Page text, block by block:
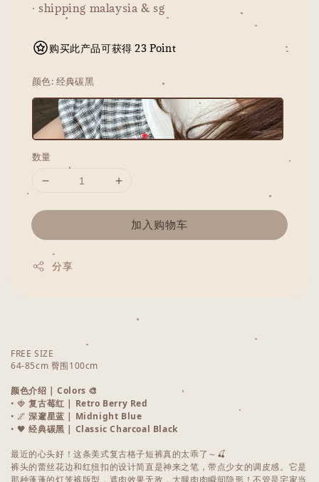
· shipping malaysia & sg
购买此产品可获得 23 Point
颜色: 经典碳黑
数量
加入购物车
分享
FREE SIZE
64-85cm 臀围100cm
颜色介绍 | Colors 🎨
• 🍓复古莓红 | Retro Berry Red
• 🌌深邃星蓝 | Midnight Blue
• 🖤经典碳黑 | Classic Charcoal Black
最近的心头好！这条美式复古格子短裤真的太乖了～🍒
裤头的蕾丝花边和红纽扣的设计简直是神来之笔，带点少女的调皮感。它是